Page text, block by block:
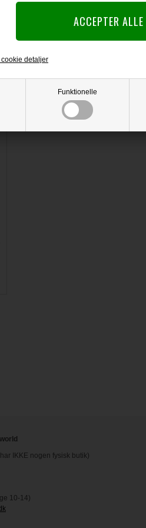
Funktionelle
cookie detaljer
IKKE nogen fysisk butik)
10-14)